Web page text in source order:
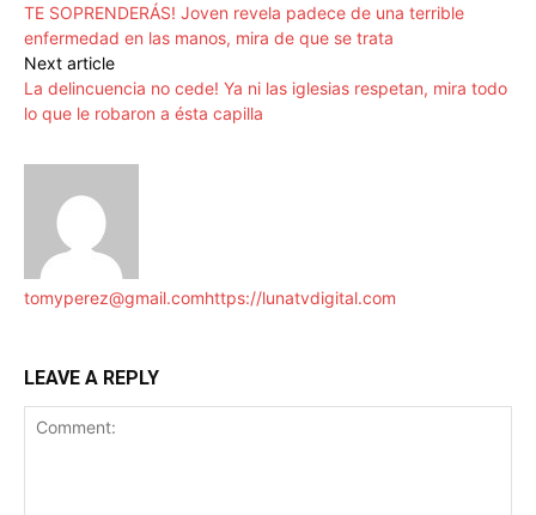
TE SOPRENDERÁS! Joven revela padece de una terrible
enfermedad en las manos, mira de que se trata
Next article
La delincuencia no cede! Ya ni las iglesias respetan, mira todo
lo que le robaron a ésta capilla
tomyperez@gmail.comhttps://lunatvdigital.com
LEAVE A REPLY